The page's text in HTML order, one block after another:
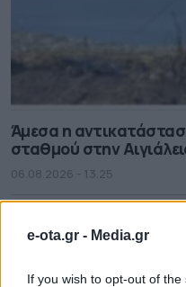
e-ota.gr - Media.gr
If you wish to opt-out of
Άμεσα η
σταθμού στην
06.08.2026 - 13.25